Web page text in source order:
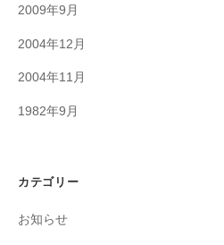
2009年9月
2004年12月
2004年11月
1982年9月
カテゴリー
お知らせ